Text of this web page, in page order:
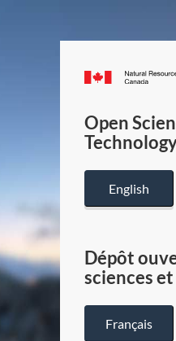
Open
English
Dépôt
sciences
Français